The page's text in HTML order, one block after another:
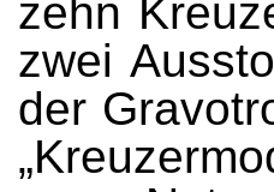
zehn
zwei
der